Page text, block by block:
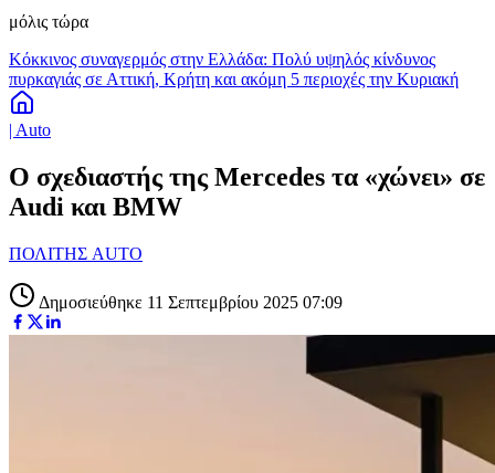
μόλις τώρα
Κόκκινος συναγερμός στην Ελλάδα: Πολύ υψηλός κίνδυνος
πυρκαγιάς σε Αττική, Κρήτη και ακόμη 5 περιοχές την Κυριακή
| Auto
Ο σχεδιαστής της Mercedes τα «χώνει» σε
Audi και BMW
ΠΟΛΙΤΗΣ AUTO
Δημοσιεύθηκε 11 Σεπτεμβρίου 2025 07:09